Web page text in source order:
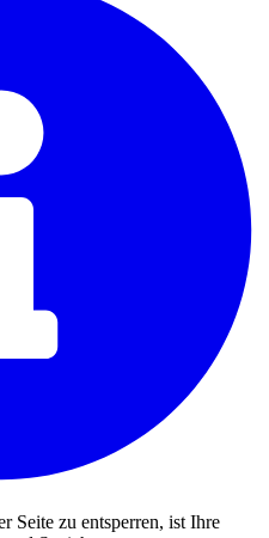
Seite zu entsperren, ist Ihre